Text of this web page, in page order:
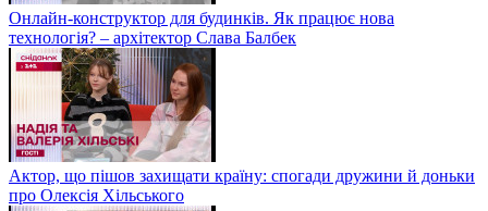
Онлайн-конструктор для будинків. Як працює нова
технологія? – архітектор Слава Балбек
Актор, що пішов захищати країну: спогади дружини й доньки
про Олексія Хільського